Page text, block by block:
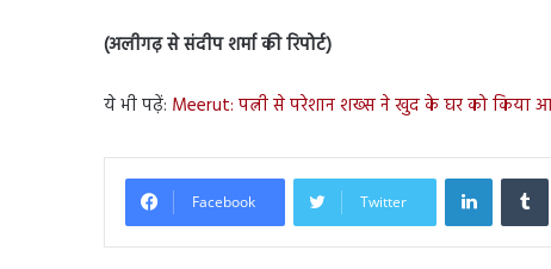
(अलीगढ़ से संदीप शर्मा की रिपोर्ट)
ये भी पढ़ें: Meerut: पत्नी से परेशान शख्स ने खुद के घर को किया
Facebook Twitter
LinkedIn